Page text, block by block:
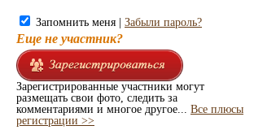
Запомнить меня | Забыли пароль?
Еще не участник?
Зарегистрированные участники могут
размещать свои фото, следить за
комментариями и многое другое... Все плюсы
регистрации >>